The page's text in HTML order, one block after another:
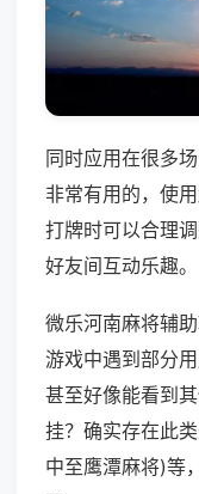
同时应用在很多
非常有用的，使
打牌时可以合理
好友间互动乐趣。
微乐河南麻将辅
游戏中遇到部分
甚至好像能看到
挂？确实存在此
中至鹰潭麻将)等